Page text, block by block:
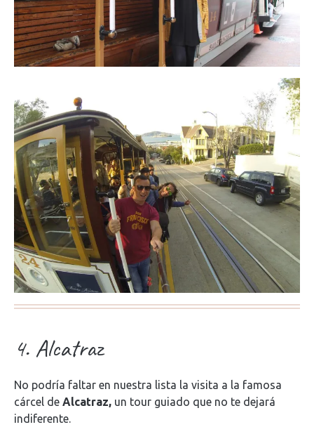
4. Alcatraz
No podría faltar en nuestra lista la visita a la famosa
cárcel de Alcatraz, un tour guiado que no te dejará
indiferente.